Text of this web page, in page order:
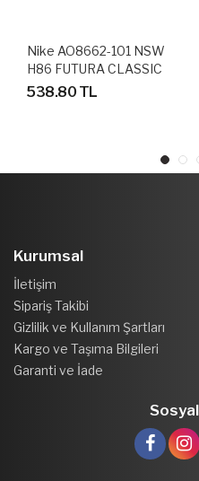
Nike AO8662-101 NSW
H86 FUTURA CLASSIC
CAP SPOR ŞAPKA
538.80 TL
Kurumsal
İletişim
Sipariş Takibi
Gizlilik ve Kullanım Şartları
Kargo ve Taşıma Bilgileri
Garanti ve İade